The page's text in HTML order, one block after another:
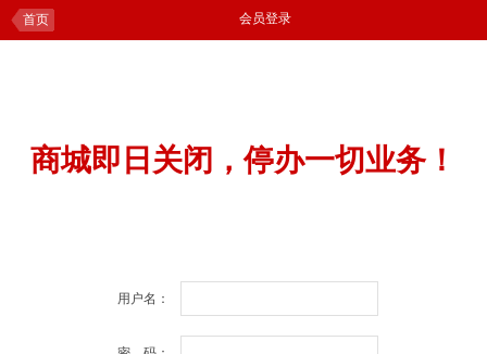
首页 会员登录
商城即日关闭，停办一切业务！
用户名：